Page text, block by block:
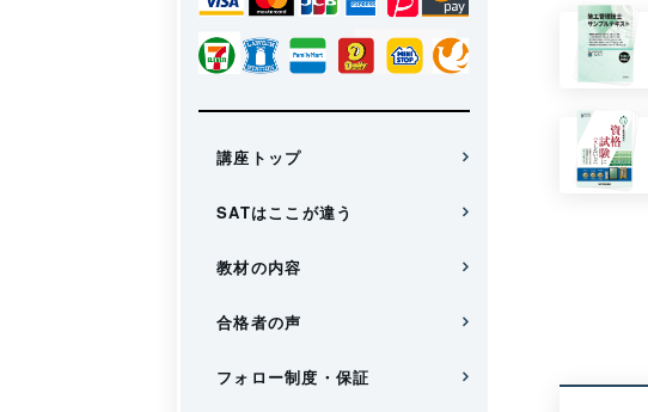
講座トップ
SATはここが違う
教材の内容
合格者の声
フォロー制度・保証